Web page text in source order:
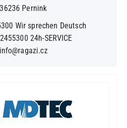
Pernink
Wir sprechen Deutsch
24h-SERVICE
info@ragazi.cz